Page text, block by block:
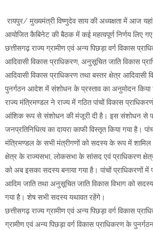
रायपुर/ मुख्यमंत्री विष्णुदेव साय की अध्यक्षता में आज
आयोजित कैबिनेट की बैठक में कई महत्वपूर्ण निर्णय लिए
छत्तीसगढ़ राज्य ग्रामीण एवं अन्य पिछड़ा वर्ग विकास
आदिवासी विकास प्राधिकरण, अनुसूचित जाति विकास
आदिवासी विकास प्राधिकरण तथा बस्तर क्षेत्र आदिवासी
पुनर्गठन आदेश में संशोधन के प्रस्ताव का अनुमोदन किया
राज्य मंत्रिमण्डल ने राज्य में गठित पांचों विकास
आंशिक रूप से संशोधन की मंजूरी दी है। इस संशोधन से
जनप्रतिनिधित्व का दायरा काफी विस्तृत किया गया है।
मंत्रिमण्डल के सभी मंत्रीगणों को सदस्य के रूप में
क्षेत्र के राज्यसभा, लोकसभा के सांसद एवं प्राधिकरण
को अब इसका सदस्य बनाया गया है। पांचों प्राधिकरणों
आदिम जाति तथा अनुसूचित जाति विकास विभाग को
गया है। शेष सभी सदस्य यथावत रहेंगे।
छत्तीसगढ़ राज्य ग्रामीण एवं अन्य पिछड़ा वर्ग विकास
ग्रामीण एवं अन्य पिछड़ा वर्ग विकास प्राधिकरण के